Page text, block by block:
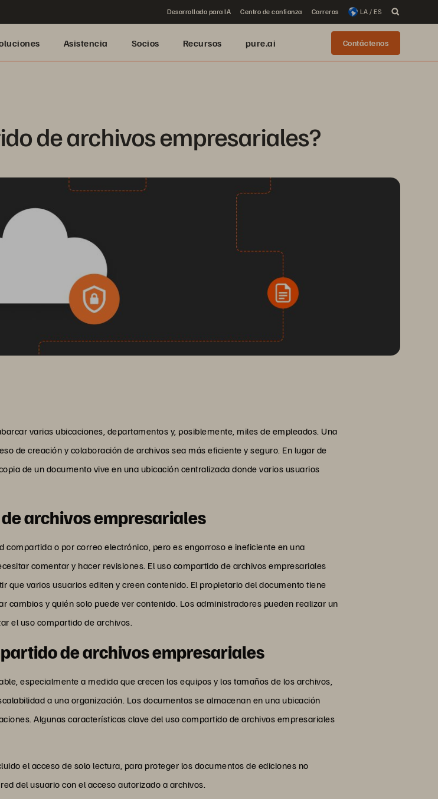
Desarrollado para IA Centro de confianza Carreras LA / ES
Asistencia Socios Recursos pure.ai Contáctenos
de archivos empresariales?
varias ubicaciones, departamentos y, posiblemente, miles de empleados. Una
de creación y colaboración de archivos sea más eficiente y seguro. En lugar de
de un documento vive en una ubicación centralizada donde varios usuarios
archivos empresariales
compartida o por correo electrónico, pero es engorroso e ineficiente en una
comentar y hacer revisiones. El uso compartido de archivos empresariales
varios usuarios editen y creen contenido. El propietario del documento tiene
cambios y quién solo puede ver contenido. Los administradores pueden realizar un
el uso compartido de archivos.
de archivos empresariales
especialmente a medida que crecen los equipos y los tamaños de los archivos,
a una organización. Los documentos se almacenan en una ubicación
Algunas características clave del uso compartido de archivos empresariales
el acceso de solo lectura, para proteger los documentos de ediciones no
del usuario con el acceso autorizado a archivos.